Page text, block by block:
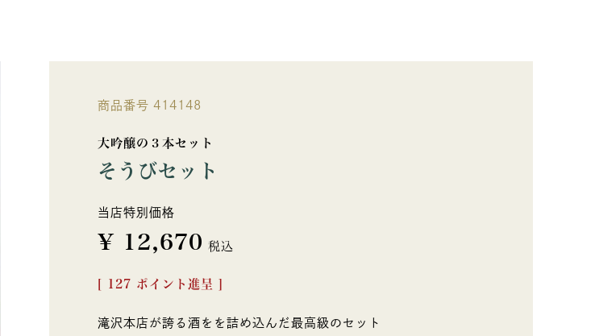
商品番号 414148
大吟醸の３本セット
そうびセット
当店特別価格
¥ 12,670 税込
127 ポイント進呈 ]
滝沢本店が誇る酒をを詰め込んだ最高級のセット